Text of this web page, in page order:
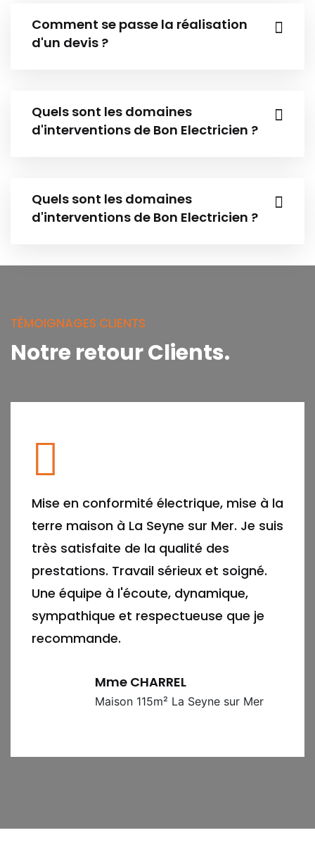
Comment se passe la réalisation
d'un devis ?
Quels sont les domaines
d'interventions de Bon Electricien ?
Quels sont les domaines
d'interventions de Bon Electricien ?
TÉMOIGNAGES CLIENTS
Notre retourClients.
Mise en conformité électrique, mise à la
terre maison à La Seyne sur Mer. Je suis
très satisfaite de la qualité des
prestations. Travail sérieux et soigné.
Une équipe à l'écoute, dynamique,
sympathique et respectueuse que je
recommande.
Mme CHARREL
Maison 115m² La Seyne sur Mer